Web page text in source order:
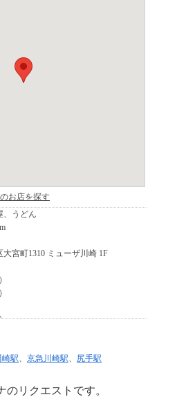
崎駅、 京急川崎駅、 尻手駅
のリクエストです。